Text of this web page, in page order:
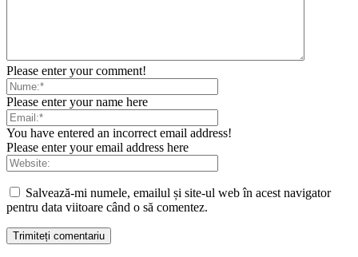
Please enter your comment!
Please enter your name here
You have entered an incorrect email address!
Please enter your email address here
Salvează-mi numele, emailul și site-ul web în acest navigator
pentru data viitoare când o să comentez.